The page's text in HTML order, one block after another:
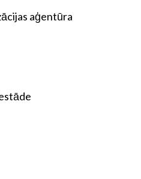
aģentūra